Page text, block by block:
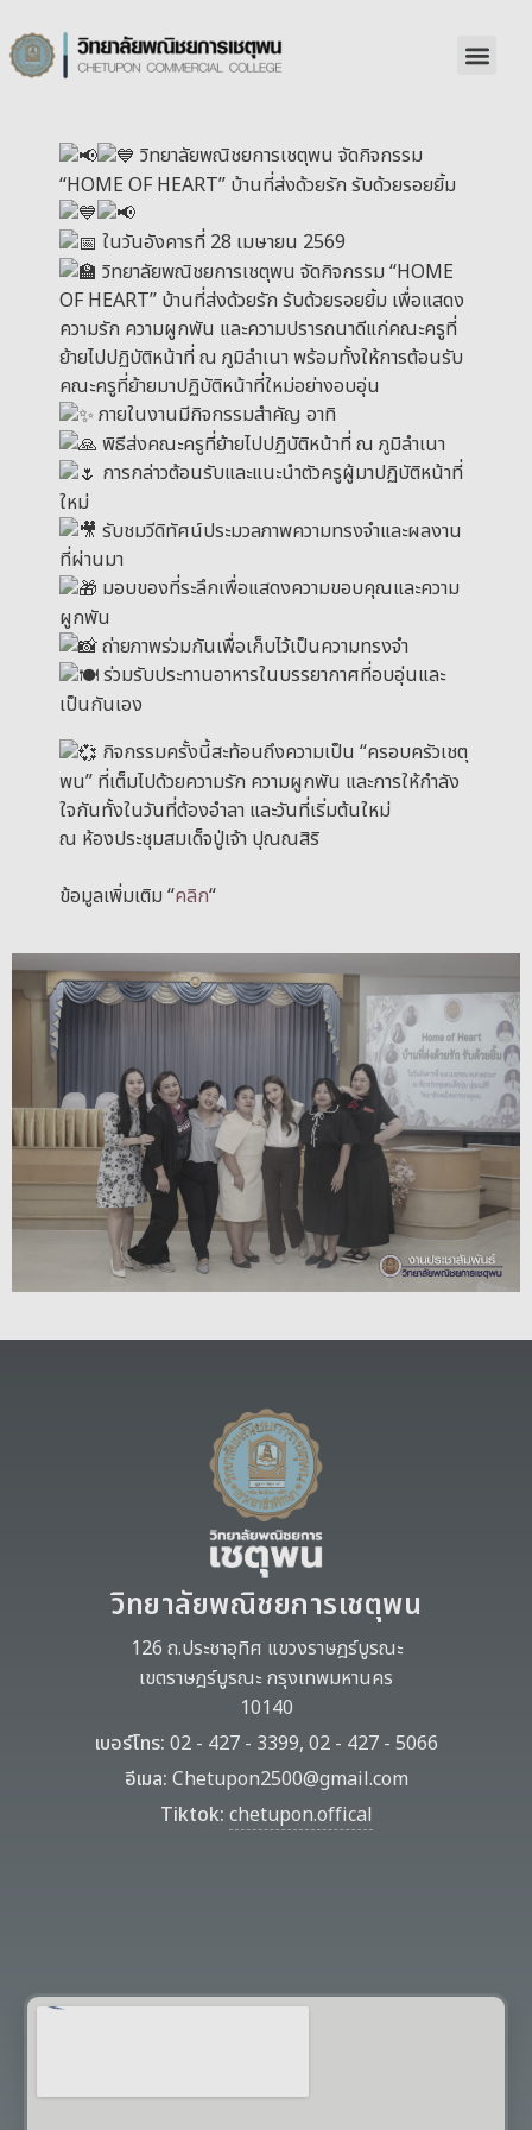
วิทยาลัยพณิชยการเชตุพน จัดกิจกรรม
“HOME OF HEART” บ้านที่ส่งด้วยรัก รับด้วยรอยยิ้ม
ในวันอังคารที่ 28 เมษายน 2569
วิทยาลัยพณิชยการเชตุพน จัดกิจกรรม “HOME
OF HEART” บ้านที่ส่งด้วยรัก รับด้วยรอยยิ้ม เพื่อแสดง
ความรัก ความผูกพัน และความปรารถนาดีแก่คณะครูที่
ย้ายไปปฏิบัติหน้าที่ ณ ภูมิลำเนา พร้อมทั้งให้การต้อนรับ
คณะครูที่ย้ายมาปฏิบัติหน้าที่ใหม่อย่างอบอุ่น
ภายในงานมีกิจกรรมสำคัญ อาทิ
พิธีส่งคณะครูที่ย้ายไปปฏิบัติหน้าที่ ณ ภูมิลำเนา
การกล่าวต้อนรับและแนะนำตัวครูผู้มาปฏิบัติหน้าที่
ใหม่
รับชมวีดิทัศน์ประมวลภาพความทรงจำและผลงาน
ที่ผ่านมา
มอบของที่ระลึกเพื่อแสดงความขอบคุณและความ
ผูกพัน
ถ่ายภาพร่วมกันเพื่อเก็บไว้เป็นความทรงจำ
ร่วมรับประทานอาหารในบรรยากาศที่อบอุ่นและ
เป็นกันเอง
กิจกรรมครั้งนี้สะท้อนถึงความเป็น “ครอบครัวเชตุ
พน” ที่เต็มไปด้วยความรัก ความผูกพัน และการให้กำลัง
ใจกันทั้งในวันที่ต้องอำลา และวันที่เริ่มต้นใหม่
ณ ห้องประชุมสมเด็จปู่เจ้า ปุณณสิริ
ข้อมูลเพิ่มเติม “คลิก“
วิทยาลัยพณิชยการเชตุพน
126 ถ.ประชาอุทิศ แขวงราษฎร์บูรณะ
เขตราษฎร์บูรณะ กรุงเทพมหานคร
10140
เบอร์โทร: 02 - 427 - 3399, 02 - 427 - 5066
อีเมล: Chetupon2500@gmail.com
Tiktok: chetupon.offical